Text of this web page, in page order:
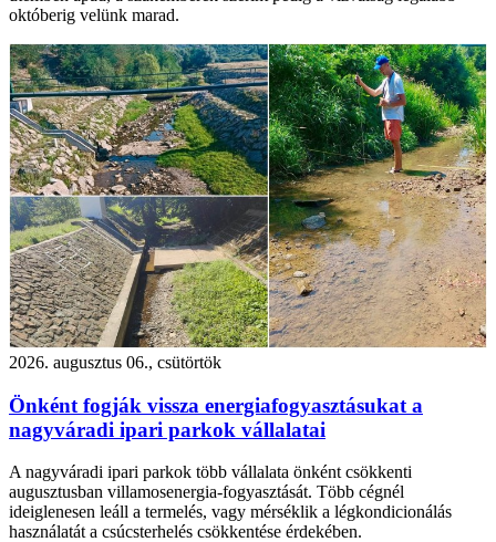
októberig velünk marad.
2026. augusztus 06., csütörtök
Önként fogják vissza energiafogyasztásukat a
nagyváradi ipari parkok vállalatai
A nagyváradi ipari parkok több vállalata önként csökkenti
augusztusban villamosenergia-fogyasztását. Több cégnél
ideiglenesen leáll a termelés, vagy mérséklik a légkondicionálás
használatát a csúcsterhelés csökkentése érdekében.